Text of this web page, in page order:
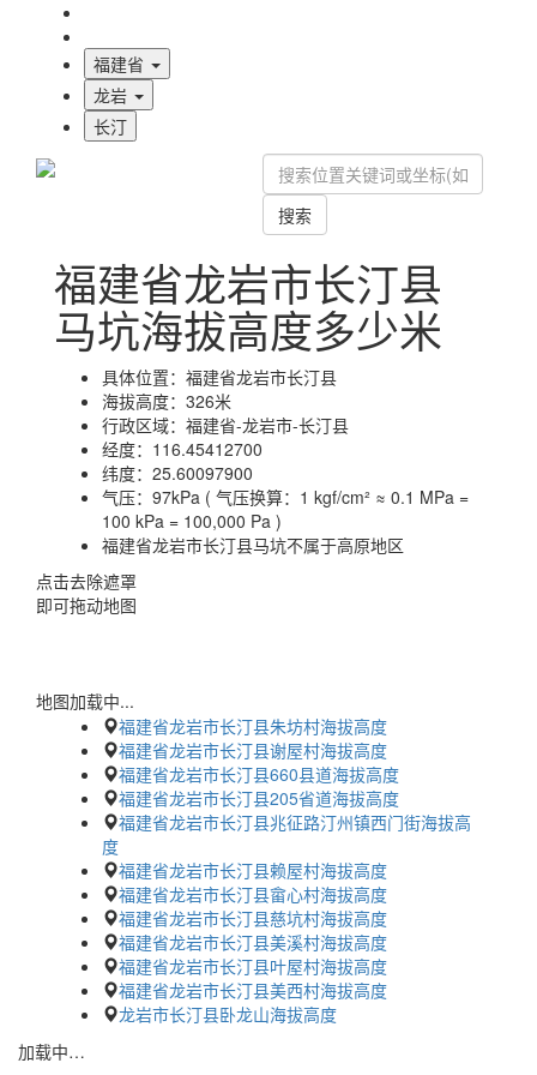
福建省
龙岩
长汀
搜索
福建省龙岩市长汀县
马坑海拔高度多少米
具体位置： 福建省龙岩市长汀县
海拔高度： 326米
行政区域： 福建省-龙岩市-长汀县
经度： 116.45412700
纬度： 25.60097900
气压： 97kPa ( 气压换算：1 kgf/cm² ≈ 0.1 MPa =
100 kPa = 100,000 Pa )
福建省龙岩市长汀县马坑不属于高原地区
点击去除遮罩
即可拖动地图
地图加载中...
福建省龙岩市长汀县朱坊村海拔高度
福建省龙岩市长汀县谢屋村海拔高度
福建省龙岩市长汀县660县道海拔高度
福建省龙岩市长汀县205省道海拔高度
福建省龙岩市长汀县兆征路汀州镇西门街海拔高
度
福建省龙岩市长汀县赖屋村海拔高度
福建省龙岩市长汀县畲心村海拔高度
福建省龙岩市长汀县慈坑村海拔高度
福建省龙岩市长汀县美溪村海拔高度
福建省龙岩市长汀县叶屋村海拔高度
福建省龙岩市长汀县美西村海拔高度
龙岩市长汀县卧龙山海拔高度
加载中…